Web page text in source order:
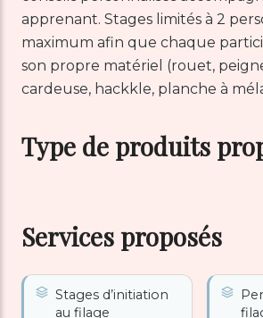
apprenant. Stages limités à 2
maximum afin que chaque
son propre matériel (rouet,
cardeuse, hackkle, planche à
Type de produits
Services proposés
Stages d’initiation
au filage